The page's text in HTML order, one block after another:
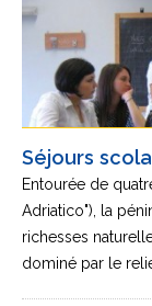
Séjours
Entourée de
Adriatico"), la
richesses
dominé par le